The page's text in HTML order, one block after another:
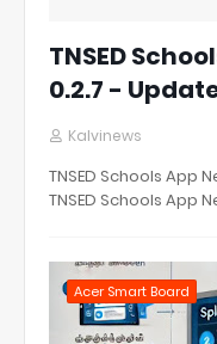
TNSED
0.2.7 -
Kalvinews
TNSED Schools App
TNSED Schools App
Acer Smart Board